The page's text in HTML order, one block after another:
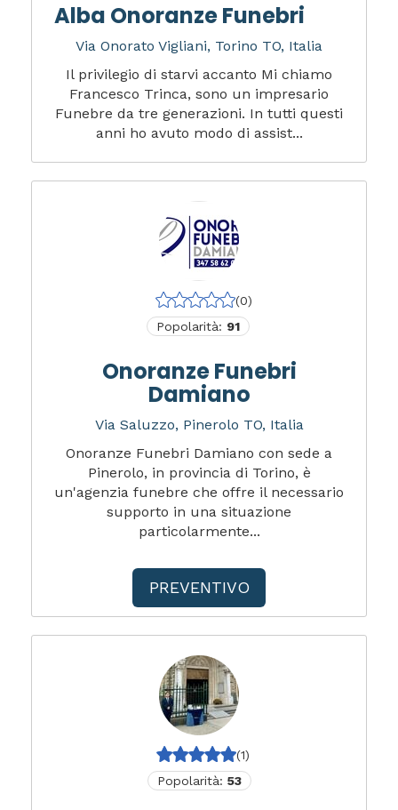
Alba Onoranze Funebri
Via Onorato Vigliani, Torino TO, Italia
Il privilegio di starvi accanto Mi chiamo
Francesco Trinca, sono un impresario
Funebre da tre generazioni. In tutti questi
anni ho avuto modo di assist...
(0)
Popolarità: 91
Onoranze Funebri
Damiano
Via Saluzzo, Pinerolo TO, Italia
Onoranze Funebri Damiano con sede a
Pinerolo, in provincia di Torino, è
un'agenzia funebre che offre il necessario
supporto in una situazione
particolarmente...
PREVENTIVO
(1)
Popolarità: 53